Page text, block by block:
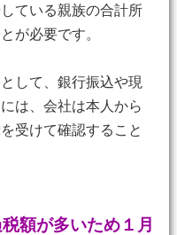
ている親族の合計所
が必要です。
して、銀行振込や現
は、会社は本人から
受けて確認すること
額が多いため１月